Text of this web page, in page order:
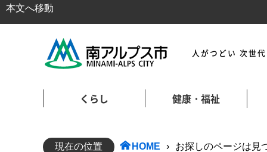
本文へ移動
人がつどい 次世
くらし 健康・福祉
現在の位置 HOME › お探しのページは見